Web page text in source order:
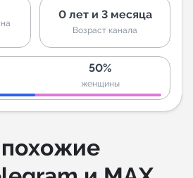
0 лет и 3 месяца
Возраст канала
50%
женщины